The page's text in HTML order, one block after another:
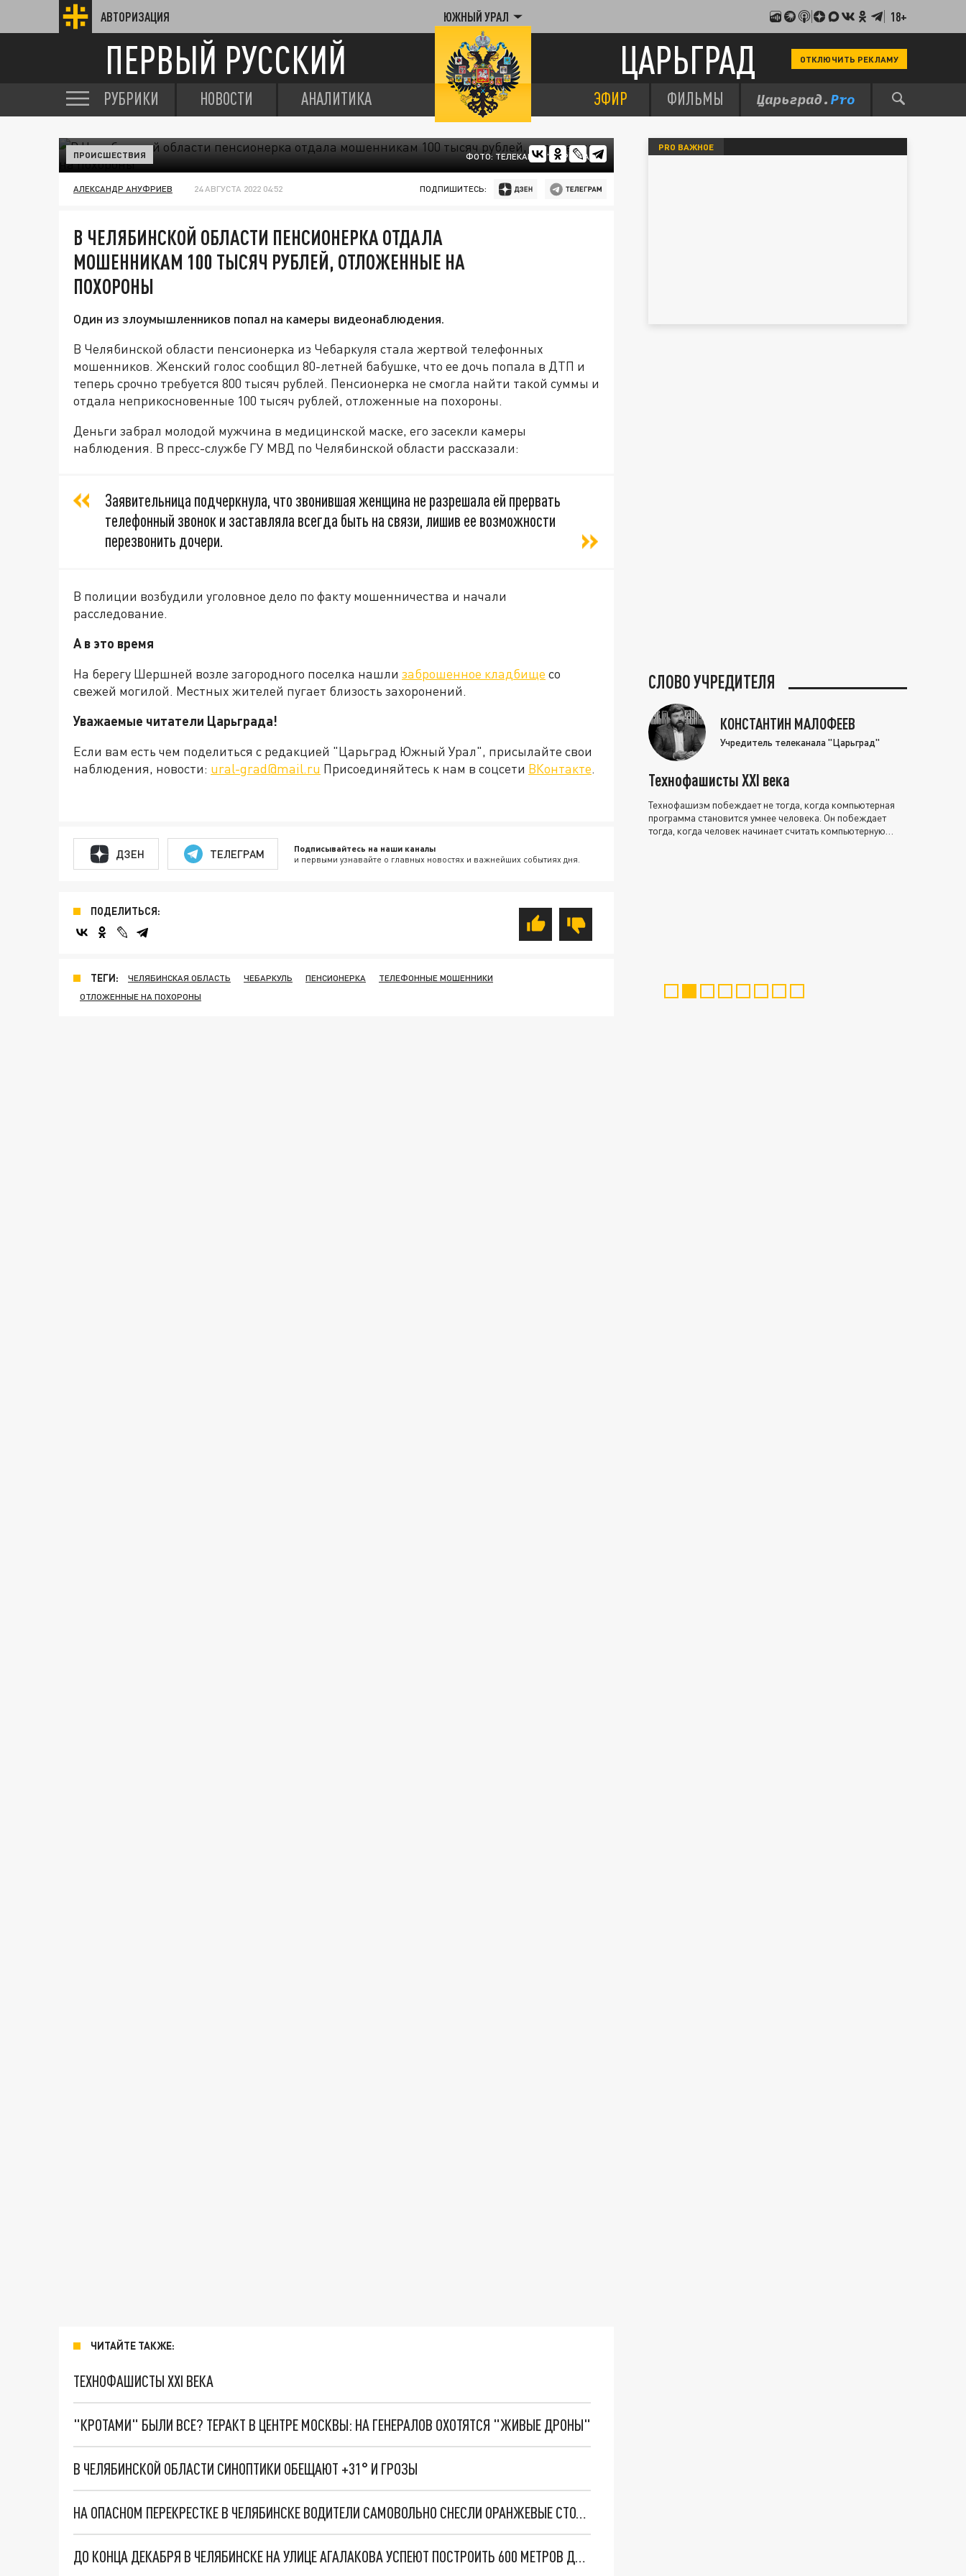
АВТОРИЗАЦИЯ ЮЖНЫЙ УРАЛ 18+
ПЕРВЫЙ РУССКИЙ ЦАРЬГРАД ОТКЛЮЧИТЬ РЕКЛАМУ
РУБРИКИ НОВОСТИ АНАЛИТИКА ЭФИР ФИЛЬМЫ
ФОТО: ТЕЛЕКАНАЛ "ЦАРЬГРАД"
ПРОИСШЕСТВИЯ
АЛЕКСАНДР АНУФРИЕВ 24 АВГУСТА 2022 04:52 ПОДПИШИТЕСЬ:
В ЧЕЛЯБИНСКОЙ ОБЛАСТИ ПЕНСИОНЕРКА ОТДАЛА
МОШЕННИКАМ 100 ТЫСЯЧ РУБЛЕЙ, ОТЛОЖЕННЫЕ НА
ПОХОРОНЫ
Один из злоумышленников попал на камеры видеонаблюдения.
В Челябинской области пенсионерка из Чебаркуля стала жертвой телефонных
мошенников. Женский голос сообщил 80-летней бабушке, что ее дочь попала в ДТП и
теперь срочно требуется 800 тысяч рублей. Пенсионерка не смогла найти такой суммы и
отдала неприкосновенные 100 тысяч рублей, отложенные на похороны.
Деньги забрал молодой мужчина в медицинской маске, его засекли камеры
наблюдения. В пресс-службе ГУ МВД по Челябинской области рассказали:
Заявительница подчеркнула, что звонившая женщина не разрешала ей прервать
телефонный звонок и заставляла всегда быть на связи, лишив ее возможности
перезвонить дочери.
В полиции возбудили уголовное дело по факту мошенничества и начали
расследование.
А в это время
На берегу Шершней возле загородного поселка нашли заброшенное кладбище со
свежей могилой. Местных жителей пугает близость захоронений.
Уважаемые читатели Царьграда!
Если вам есть чем поделиться с редакцией "Царьград Южный Урал", присылайте свои
наблюдения, новости: ural-grad@mail.ru Присоединяйтесь к нам в соцсети ВКонтакте.
ДЗЕН ТЕЛЕГРАМ Подписывайтесь на наши каналы
и первыми узнавайте о главных новостях и важнейших событиях дня.
ПОДЕЛИТЬСЯ:
ТЕГИ: ЧЕЛЯБИНСКАЯ ОБЛАСТЬ ЧЕБАРКУЛЬ ПЕНСИОНЕРКА
ТЕЛЕФОННЫЕ МОШЕННИКИ
ОТЛОЖЕННЫЕ НА ПОХОРОНЫ
ЧИТАЙТЕ ТАКЖЕ:
ТЕХНОФАШИСТЫ XXI ВЕКА
"КРОТАМИ" БЫЛИ ВСЕ? ТЕРАКТ В ЦЕНТРЕ МОСКВЫ: НА ГЕНЕРАЛОВ ОХОТЯТСЯ "ЖИВЫЕ ДРОНЫ"
В ЧЕЛЯБИНСКОЙ ОБЛАСТИ СИНОПТИКИ ОБЕЩАЮТ +31° И ГРОЗЫ
НА ОПАСНОМ ПЕРЕКРЕСТКЕ В ЧЕЛЯБИНСКЕ ВОДИТЕЛИ САМОВОЛЬНО СНЕСЛИ ОРАНЖЕВЫЕ СТОЛБИКИ
ДО КОНЦА ДЕКАБРЯ В ЧЕЛЯБИНСКЕ НА УЛИЦЕ АГАЛАКОВА УСПЕЮТ ПОСТРОИТЬ 600 МЕТРОВ ДОРОГИ
PRO ВАЖНОЕ
СЛОВО УЧРЕДИТЕЛЯ
КОНСТАНТИН МАЛОФЕЕВ
Учредитель телеканала "Царьград"
Технофашисты XXI века
Технофашизм побеждает не тогда, когда компьютерная
программа становится умнее человека. Он побеждает
тогда, когда человек начинает считать компьютерную